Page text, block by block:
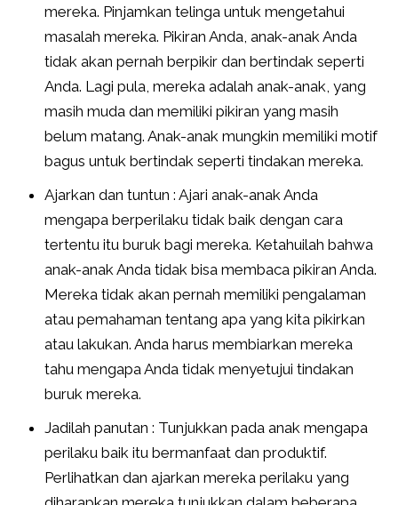
mereka. Pinjamkan telinga untuk mengetahui
masalah mereka. Pikiran Anda, anak-anak Anda
tidak akan pernah berpikir dan bertindak seperti
Anda. Lagi pula, mereka adalah anak-anak, yang
masih muda dan memiliki pikiran yang masih
belum matang. Anak-anak mungkin memiliki motif
bagus untuk bertindak seperti tindakan mereka.
Ajarkan dan tuntun : Ajari anak-anak Anda
mengapa berperilaku tidak baik dengan cara
tertentu itu buruk bagi mereka. Ketahuilah bahwa
anak-anak Anda tidak bisa membaca pikiran Anda.
Mereka tidak akan pernah memiliki pengalaman
atau pemahaman tentang apa yang kita pikirkan
atau lakukan. Anda harus membiarkan mereka
tahu mengapa Anda tidak menyetujui tindakan
buruk mereka.
Jadilah panutan : Tunjukkan pada anak mengapa
perilaku baik itu bermanfaat dan produktif.
Perlihatkan dan ajarkan mereka perilaku yang